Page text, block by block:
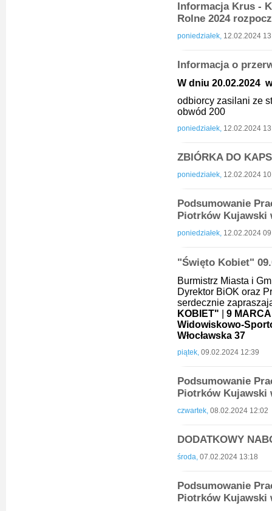
Informacja Krus -
Rolne 2024
poniedziałek, 12.02.2024
Informacja o
W dniu 20.02.2024
odbiorcy zasilani ze
obwód 200
poniedziałek, 12.02.2024
ZBIÓRKA DO
poniedziałek, 12.02.2024
Podsumowanie
Piotrków Kujawski
poniedziałek, 12.02.2024
"Święto Kobiet"
Burmistrz Miasta i
Dyrektor BiOK oraz
serdecznie
KOBIET"
9
Widowiskowo-
Włocławska 37
piątek, 09.02.2024 12:39
Podsumowanie
Piotrków Kujawski
czwartek, 08.02.2024 12:02
DODATKOWY
środa, 07.02.2024 13:18
Podsumowanie
Piotrków Kujawski